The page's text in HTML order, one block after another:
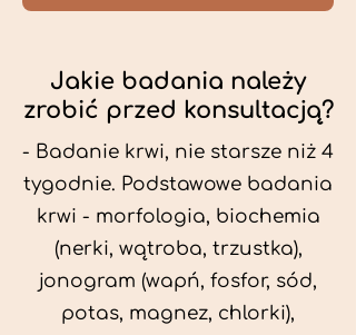
Jakie badania należy
zrobić przed konsultacją?
- Badanie krwi, nie starsze niż 4
tygodnie. Podstawowe badania
krwi - morfologia, biochemia
(nerki, wątroba, trzustka),
jonogram (wapń, fosfor, sód,
potas, magnez, chlorki),